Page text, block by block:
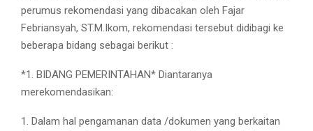
perumus rekomendasi yang dibacakan oleh Fajar
Febriansyah, ST.M.Ikom, rekomendasi tersebut didibagi ke
beberapa bidang sebagai berikut :
*1. BIDANG PEMERINTAHAN* Diantaranya
merekomendasikan:
1. Dalam hal pengamanan data /dokumen yang berkaitan